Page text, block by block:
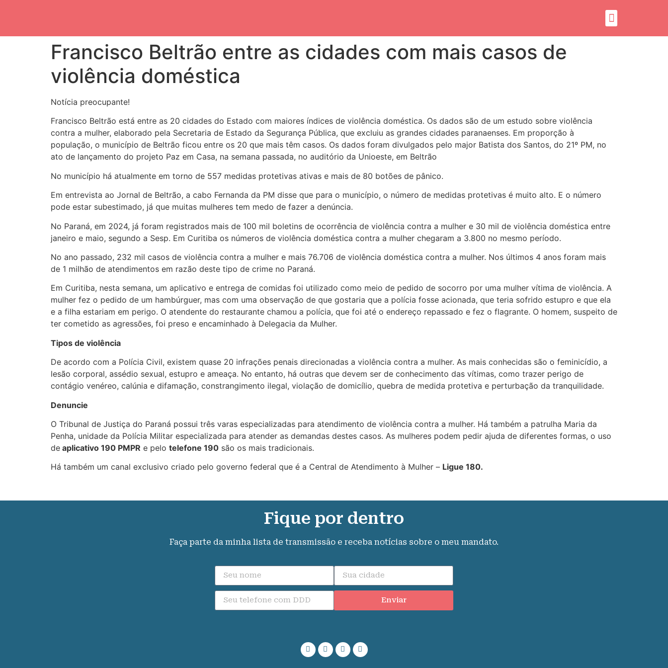
Francisco Beltrão entre as cidades com mais casos de
violência doméstica
Notícia preocupante!
Francisco Beltrão está entre as 20 cidades do Estado com maiores índices de violência doméstica. Os dados são de um estudo sobre violência
contra a mulher, elaborado pela Secretaria de Estado da Segurança Pública, que excluiu as grandes cidades paranaenses. Em proporção à
população, o município de Beltrão ficou entre os 20 que mais têm casos. Os dados foram divulgados pelo major Batista dos Santos, do 21º PM, no
ato de lançamento do projeto Paz em Casa, na semana passada, no auditório da Unioeste, em Beltrão
No município há atualmente em torno de 557 medidas protetivas ativas e mais de 80 botões de pânico.
Em entrevista ao Jornal de Beltrão, a cabo Fernanda da PM disse que para o município, o número de medidas protetivas é muito alto. E o número
pode estar subestimado, já que muitas mulheres tem medo de fazer a denúncia.
No Paraná, em 2024, já foram registrados mais de 100 mil boletins de ocorrência de violência contra a mulher e 30 mil de violência doméstica entre
janeiro e maio, segundo a Sesp. Em Curitiba os números de violência doméstica contra a mulher chegaram a 3.800 no mesmo período.
No ano passado, 232 mil casos de violência contra a mulher e mais 76.706 de violência doméstica contra a mulher. Nos últimos 4 anos foram mais
de 1 milhão de atendimentos em razão deste tipo de crime no Paraná.
Em Curitiba, nesta semana, um aplicativo e entrega de comidas foi utilizado como meio de pedido de socorro por uma mulher vítima de violência. A
mulher fez o pedido de um hambúrguer, mas com uma observação de que gostaria que a polícia fosse acionada, que teria sofrido estupro e que ela
e a filha estariam em perigo. O atendente do restaurante chamou a polícia, que foi até o endereço repassado e fez o flagrante. O homem, suspeito de
ter cometido as agressões, foi preso e encaminhado à Delegacia da Mulher.
Tipos de violência
De acordo com a Polícia Civil, existem quase 20 infrações penais direcionadas a violência contra a mulher. As mais conhecidas são o feminicídio, a
lesão corporal, assédio sexual, estupro e ameaça. No entanto, há outras que devem ser de conhecimento das vítimas, como trazer perigo de
contágio venéreo, calúnia e difamação, constrangimento ilegal, violação de domicílio, quebra de medida protetiva e perturbação da tranquilidade.
Denuncie
O Tribunal de Justiça do Paraná possui três varas especializadas para atendimento de violência contra a mulher. Há também a patrulha Maria da
Penha, unidade da Polícia Militar especializada para atender as demandas destes casos. As mulheres podem pedir ajuda de diferentes formas, o uso
de aplicativo 190 PMPR e pelo telefone 190 são os mais tradicionais.
Há também um canal exclusivo criado pelo governo federal que é a Central de Atendimento à Mulher – Ligue 180.
Fique por dentro
Faça parte da minha lista de transmissão e receba notícias sobre o meu mandato.
Enviar